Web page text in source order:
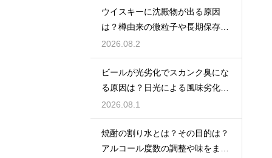
ウイスキーに沈殿物が出る原因
は？樽由来の微粒子や長期保存で
成分が析出するため
2026.08.2
ビールが光劣化でスカンク臭にな
る原因は？日光による風味劣化を
解説
2026.08.1
焼酎の割り水とは？その目的は？
アルコール度数の調整や味をまろ